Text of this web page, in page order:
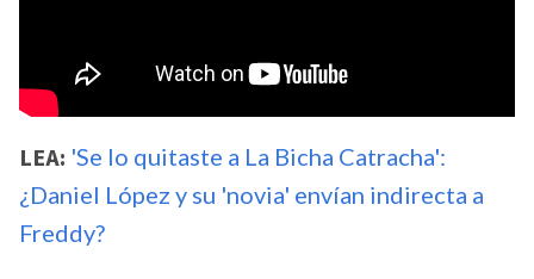
LEA: 'Se lo quitaste a La Bicha Catracha':
¿Daniel López y su 'novia' envían indirecta a
Freddy?